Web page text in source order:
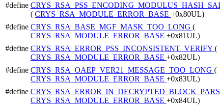
#define
( CRYS_RSA_MODULE_ERROR_BASE +0x80UL)
#define CRYS_RSA_BASE_MGF_MASK_TOO_LONG (
CRYS_RSA_MODULE_ERROR_BASE +0x81UL)
#define CRYS_RSA_ERROR_PSS_INCONSISTENT_VERIFY (
CRYS_RSA_MODULE_ERROR_BASE +0x82UL)
#define CRYS_RSA_OAEP_VER21_MESSAGE_TOO_LONG (
CRYS_RSA_MODULE_ERROR_BASE +0x83UL)
#define
CRYS_RSA_MODULE_ERROR_BASE +0x84UL)